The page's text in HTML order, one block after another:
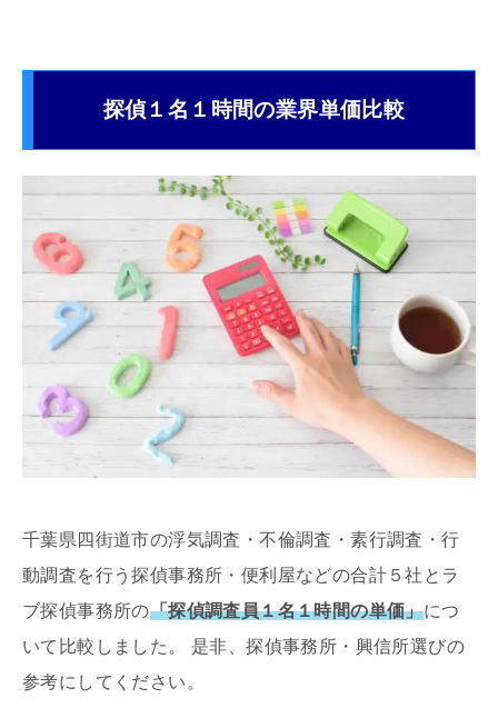
探偵１名１時間の業界単価比較
千葉県四街道市の浮気調査・不倫調査・素行調査・行
動調査を行う探偵事務所・便利屋などの合計５社とラ
ブ探偵事務所の「探偵調査員１名１時間の単価」につ
いて比較しました。 是非、探偵事務所・興信所選びの
参考にしてください。